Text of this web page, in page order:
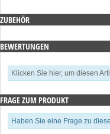
ZUBEHÖR
BEWERTUNGEN
Klicken Sie hier, um diesen
FRAGE ZUM PRODUKT
Haben Sie eine Frage zu